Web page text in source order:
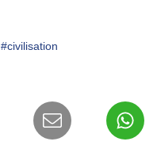
#civilisation